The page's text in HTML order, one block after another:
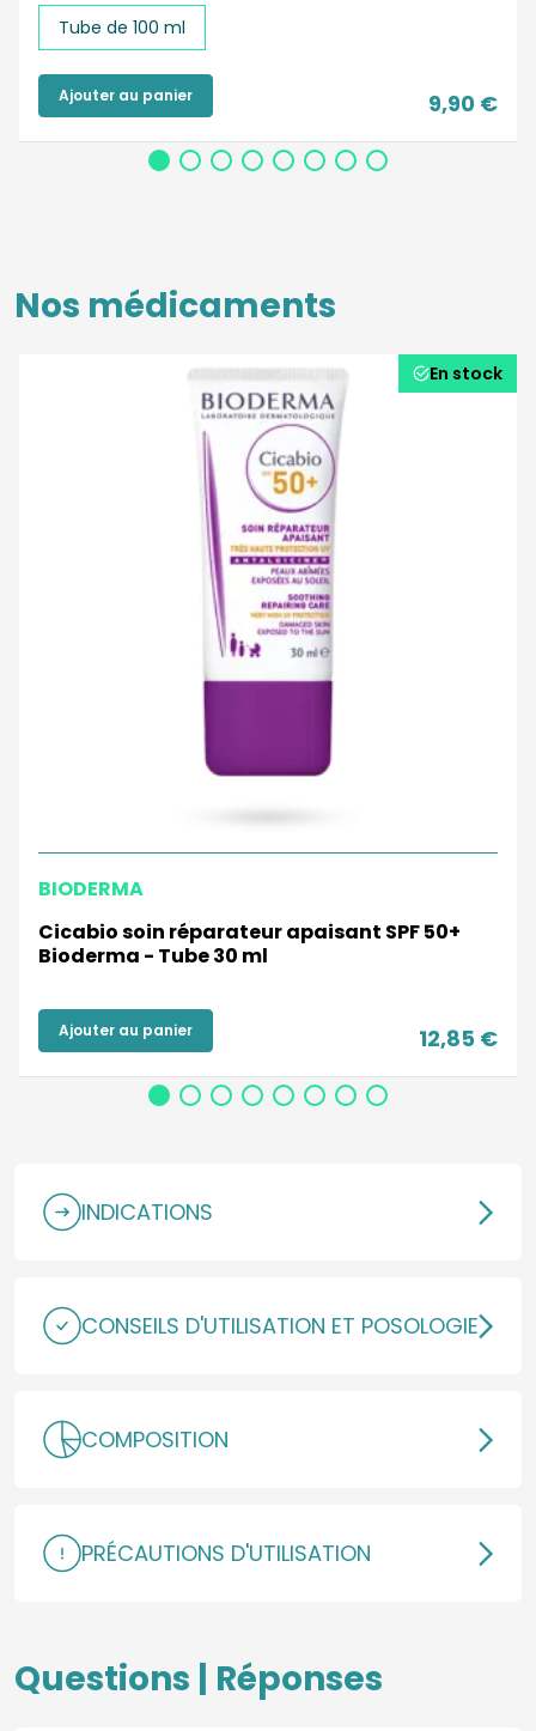
Tube de 100 ml
Ajouter au panier 9,90 €
Nos médicaments
En stock
BIODERMA
Cicabio soin réparateur apaisant SPF 50+
Bioderma - Tube 30 ml
Ajouter au panier 12,85 €
INDICATIONS
CONSEILS D'UTILISATION ET POSOLOGIE
COMPOSITION
PRÉCAUTIONS D'UTILISATION
Questions | Réponses